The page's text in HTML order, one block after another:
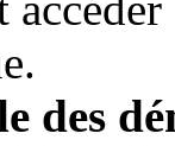
des